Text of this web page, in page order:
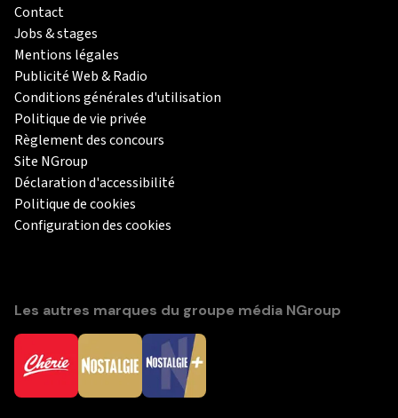
Contact
Jobs & stages
Mentions légales
Publicité Web & Radio
Conditions générales d'utilisation
Politique de vie privée
Règlement des concours
Site NGroup
Déclaration d'accessibilité
Politique de cookies
Configuration des cookies
Les autres marques du groupe média NGroup